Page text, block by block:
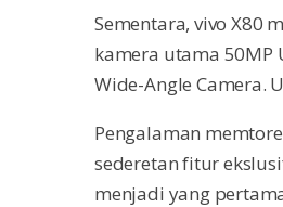
Sementara, vivo X80
kamera utama 50MP
Wide-Angle Camera.
Pengalaman
sederetan fitur
menjadi yang